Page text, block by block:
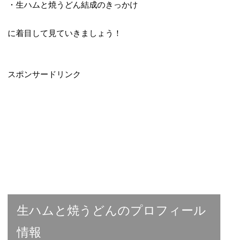
・生ハムと焼うどん結成のきっかけ
に着目して見ていきましょう！
スポンサードリンク
生ハムと焼うどんのプロフィール
情報